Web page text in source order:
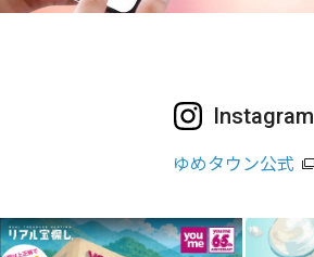
Instagram
ゆめタウン公式